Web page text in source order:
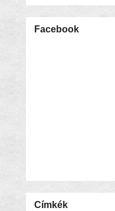
Facebook
Címkék